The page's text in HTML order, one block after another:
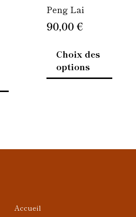
Peng Lai
90,00€
Choix des
options
Accueil